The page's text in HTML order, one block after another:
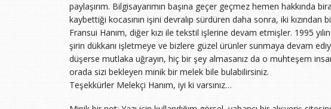
paylaşırım. Bilgisayarımın başına geçer geçmez hemen hakkında
kaybettiği kocasının işini devralıp sürdüren daha sonra, iki kızından
Fransui Hanım, diğer kızı ile tekstil işlerine devam etmişler. 1995
şirin dükkanı işletmeye ve bizlere güzel ürünler sunmaya devam
düşerse mutlaka uğrayın, hiç bir şey almasanız da o muhteşem
orada sizi bekleyen minik bir melek bile bulabilirsiniz.
Teşekkürler Melekçi Hanım, iyi ki varsınız…